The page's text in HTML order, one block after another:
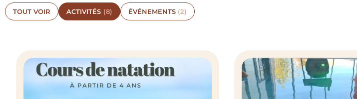
TOUT VOIR ACTIVITÉS (8) ÉVÉNEMENTS (2)